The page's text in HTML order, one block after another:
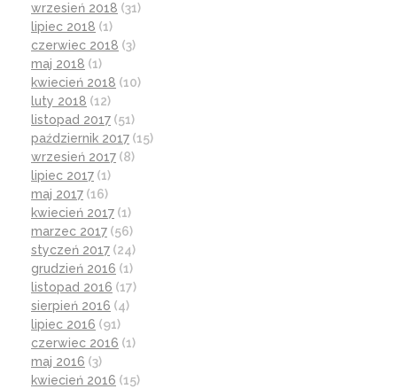
wrzesień 2018 (31)
lipiec 2018 (1)
czerwiec 2018 (3)
maj 2018 (1)
kwiecień 2018 (10)
luty 2018 (12)
listopad 2017 (51)
październik 2017 (15)
wrzesień 2017 (8)
lipiec 2017 (1)
maj 2017 (16)
kwiecień 2017 (1)
marzec 2017 (56)
styczeń 2017 (24)
grudzień 2016 (1)
listopad 2016 (17)
sierpień 2016 (4)
lipiec 2016 (91)
czerwiec 2016 (1)
maj 2016 (3)
kwiecień 2016 (15)